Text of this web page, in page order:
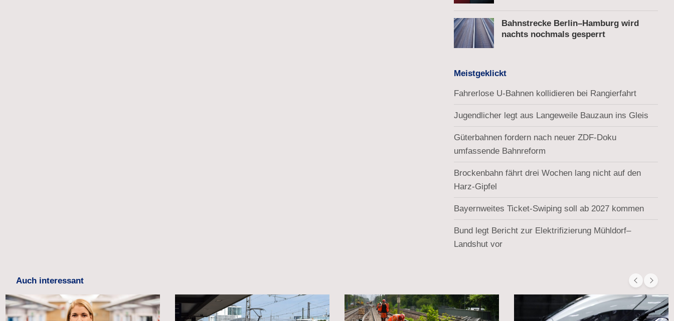
Fußgänger
Bahnstrecke Berlin–Hamburg wird
nachts nochmals gesperrt
Meistgeklickt
Fahrerlose U-Bahnen kollidieren bei Rangierfahrt
Jugendlicher legt aus Langeweile Bauzaun ins Gleis
Güterbahnen fordern nach neuer ZDF-Doku
umfassende Bahnreform
Brockenbahn fährt drei Wochen lang nicht auf den
Harz-Gipfel
Bayernweites Ticket-Swiping soll ab 2027 kommen
Bund legt Bericht zur Elektrifizierung Mühldorf–
Landshut vor
Auch interessant